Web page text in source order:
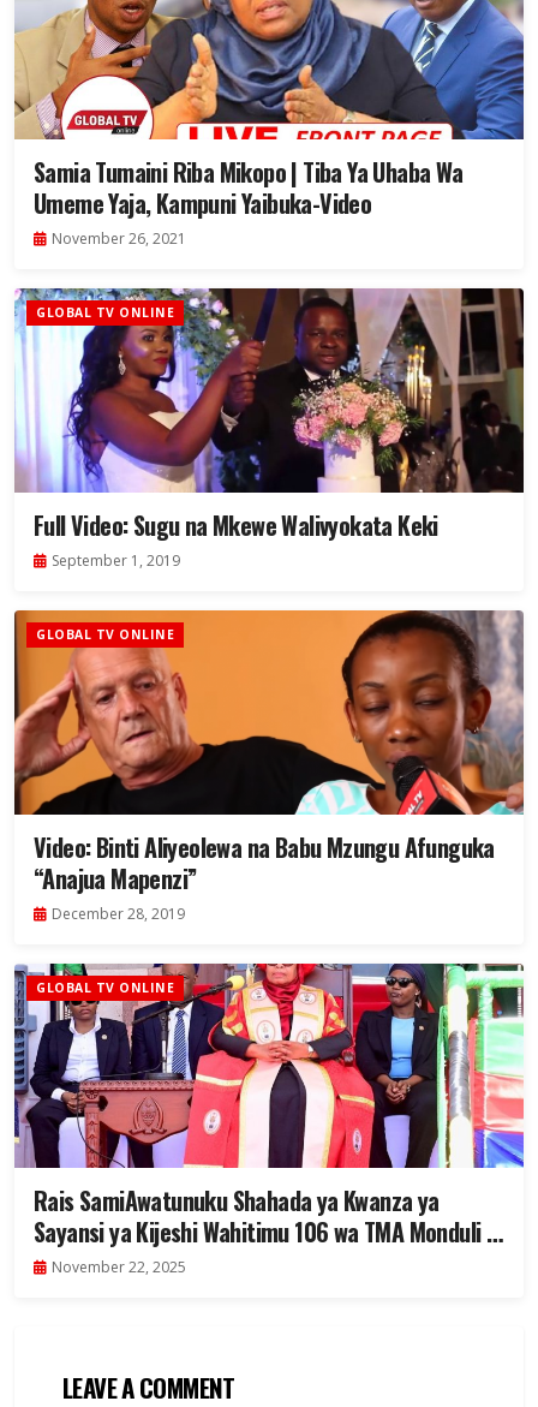
Samia Tumaini Riba Mikopo | Tiba Ya Uhaba Wa
Umeme Yaja, Kampuni Yaibuka-Video
November 26, 2021
GLOBAL TV ONLINE
Full Video: Sugu na Mkewe Walivyokata Keki
September 1, 2019
GLOBAL TV ONLINE
Video: Binti Aliyeolewa na Babu Mzungu Afunguka
“Anajua Mapenzi”
December 28, 2019
GLOBAL TV ONLINE
Rais SamiAwatunuku Shahada ya Kwanza ya
Sayansi ya Kijeshi Wahitimu 106 wa TMA Monduli –
(Video +Picha)
November 22, 2025
LEAVE A COMMENT